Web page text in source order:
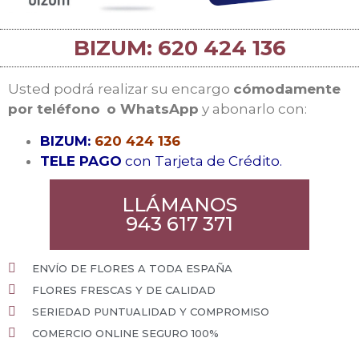
BIZUM: 620 424 136
Usted podrá realizar su encargo cómodamente
por teléfono o WhatsApp y abonarlo con:
BIZUM: 620 424 136
TELE PAGO con Tarjeta de Crédito.
LLÁMANOS
943 617 371
ENVÍO DE FLORES A TODA ESPAÑA
FLORES FRESCAS Y DE CALIDAD
SERIEDAD PUNTUALIDAD Y COMPROMISO
COMERCIO ONLINE SEGURO 100%